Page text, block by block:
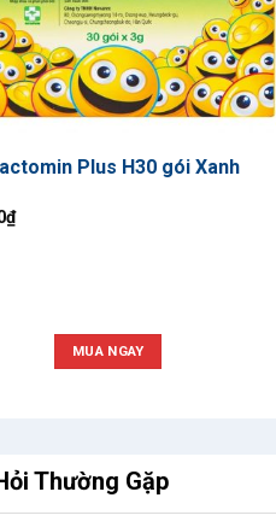
Plus H30 gói Xanh
₫
MUA NGAY
Thường Gặp